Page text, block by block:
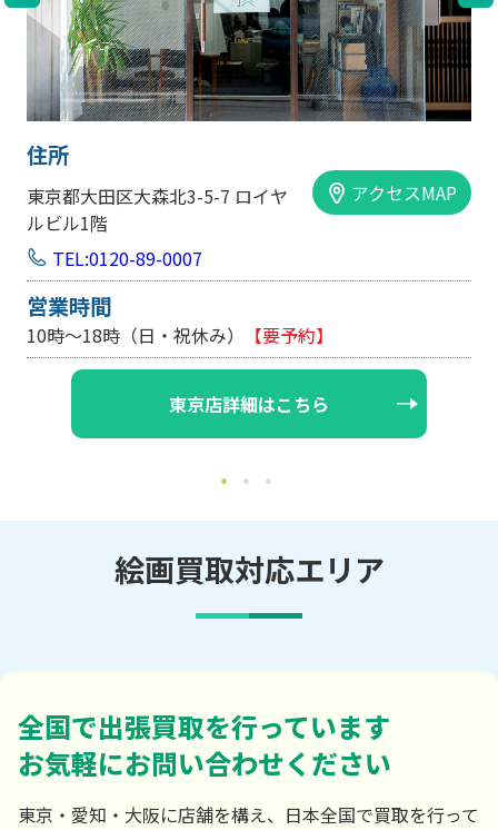
アクセスMAP
予約】
大阪市中央区内平野町1-1-5 西大
手前ビル103号
10時～18時（日・祝休み/土曜は
大阪店詳細はこ
絵画買取対応エリア
全国で出張買取を行っています
お気軽にお問い合わせください
東京・愛知・大阪に店舗を構え、日本全国で買取を行って